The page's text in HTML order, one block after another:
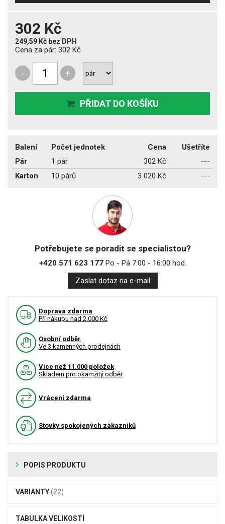
302 Kč
249,59 Kč bez DPH
Cena za pár: 302 Kč
- +
PŘIDAT DO KOŠÍKU
Balení Počet jednotek Cena
Ušetříte
Pár
1 pár 302 Kč
---
Karton
10 párů 3 020 Kč ---
Potřebujete se poradit se specialistou?
+420 571 623 177Po - Pá 7:00 - 16:00 hod.
Zaslat dotaz na e-mail
Doprava zdarma
Pří nákupu nad 2.000 Kč
Osobní odběr
Ve 3 kamenných prodejnách
Více než 11.000 položek
Skladem pro okamžitý odběr
Vrácení zdarma
Stovky spokojených zákazníků
POPIS PRODUKTU
VARIANTY(22)
TABULKA VELIKOSTÍ